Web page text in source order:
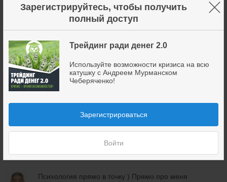
Зарегистрируйтесь, чтобы получить
полный доступ
Трейдинг ради денег 2.0
Используйте возможности кризиса на всю
катушку с Андреем Мурманском
Чеберяченко!
Зарегистрироваться
Войти
×
330
Психология прямо в точку ) Прямо про меня